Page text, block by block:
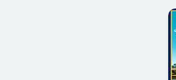
زندگی مردم مناطق الموت، لرستان و